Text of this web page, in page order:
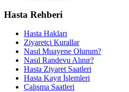
Hasta Rehberi
Hasta Hakları
Ziyaretçi Kurallar
Nasıl Muayene Olurum?
Nasıl Randevu Alınır?
Hasta Ziyaret Saatleri
Hasta Kayıt İşlemleri
Çalışma Saatleri